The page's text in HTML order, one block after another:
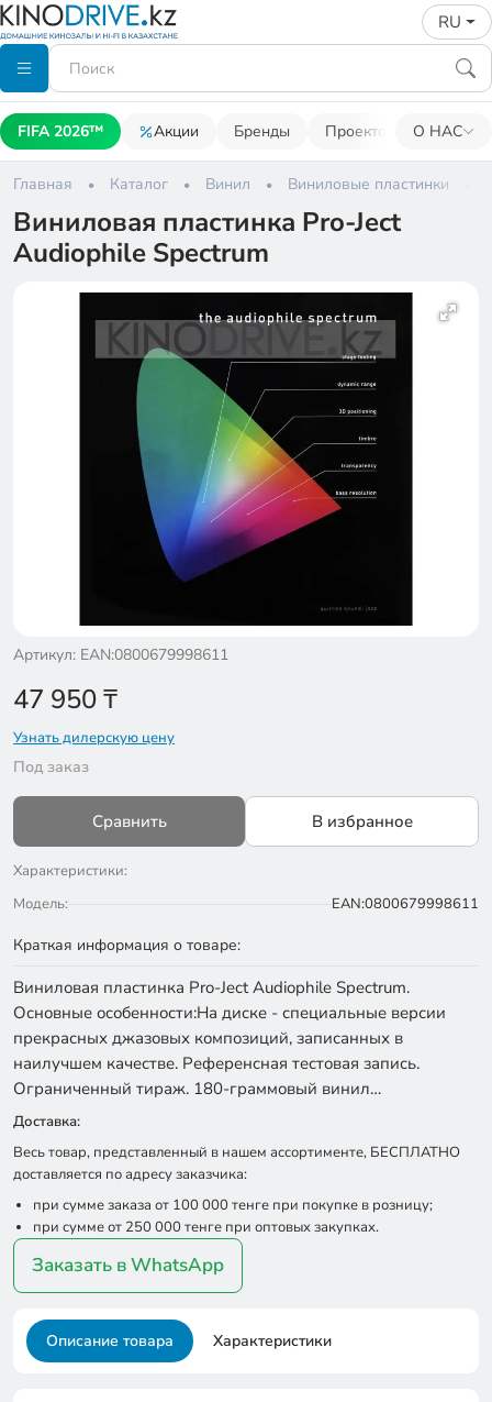
RU
FIFA 2026™ Акции Бренды Проекторы О НАС
Главная Каталог Винил Виниловые пластинки
Виниловая пластинка Pro-Ject
Audiophile Spectrum
Артикул: EAN:0800679998611
47 950₸
Узнать дилерскую цену
Под заказ
Сравнить В избранное
Характеристики:
Модель:
EAN:0800679998611
Краткая информация о товаре:
Виниловая пластинка Pro-Ject Audiophile Spectrum.
Основные особенности:На диске - специальные версии
прекрасных джазовых композиций, записанных в
наилучшем качестве. Референсная тестовая запись.
Ограниченный тираж. 180-граммовый винил…
Доставка:
Весь товар, представленный в нашем ассортименте, БЕСПЛАТНО
доставляется по адресу заказчика:
при сумме заказа от 100 000 тенге при покупке в розницу;
при сумме от 250 000 тенге при оптовых закупках.
Заказать в WhatsApp
Описание товара Характеристики